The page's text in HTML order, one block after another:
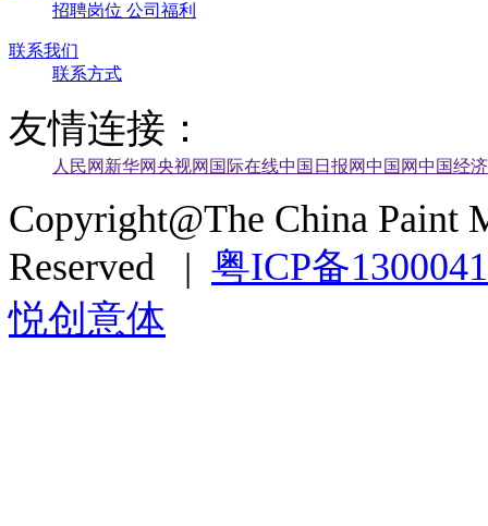
招聘岗位 公司福利
联系我们
联系方式
友情连接：
人民网 新华网央视网 国际在线中国日报网中国网中国经
Copyright@The China Paint
Reserved | 粤ICP备
悦创意体